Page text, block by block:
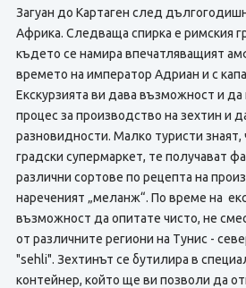
Загуан до Картаген след
Африка. Следваща спирка е римския
където се намира впечатляващият
времето на император Адриан и с
Екскурзията ви дава възможност и
процес за производство на зехтин и
разновидности. Малко туристи знаят,
градски супермаркет, те получават
различни сортове по рецепта на
нареченият „меланж“. По време на
възможност да опитате чисто, не
от различните региони на Тунис -
"sehli". Зехтинът се бутилира в
контейнер, който ще ви позволи да